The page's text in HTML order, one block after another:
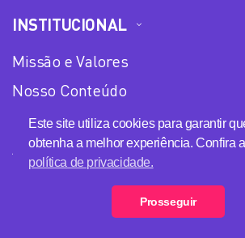
Este site utiliza cookies para garantir
obtenha a melhor experiência. Confira
política de privacidade.
Prosseguir
INSTITUCIONAL
Missão e Valores
Nosso Conteúdo
Equipe
Anuncie no Plena Mulher
Loja Plena Mulher